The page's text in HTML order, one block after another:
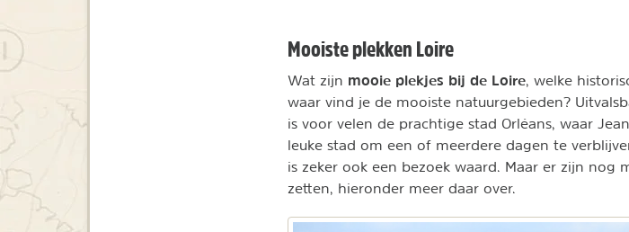
Mooiste plekken Loire
Wat zijn mooie plekjes bij de Loire , welke
waar vind je de mooiste natuurgebieden?
is voor velen de prachtige stad Orléans, waar
leuke stad om een of meerdere dagen te
is zeker ook een bezoek waard. Maar er zijn nog
zetten, hieronder meer daar over.